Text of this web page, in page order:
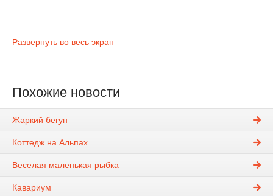
Развернуть во весь экран
Похожие новости
Жаркий бегун
Коттедж на Альпах
Веселая маленькая рыбка
Кавариум